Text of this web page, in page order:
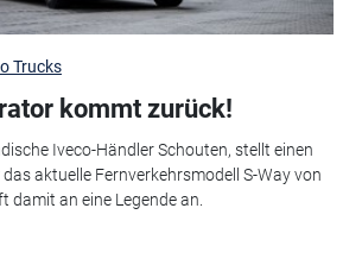
Trucks
kommt zurück!
Iveco-Händler Schouten, stellt einen
aktuelle Fernverkehrsmodell S-Way von
damit an eine Legende an.